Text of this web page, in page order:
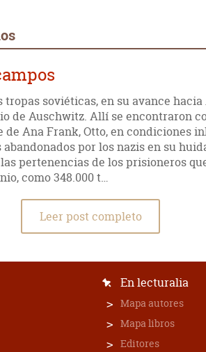
tropas soviéticas, en su avance
de Auschwitz. Allí se encontraron
Ana Frank, Otto, en condiciones
por los nazis en su
pertenencias de los prisioneros
como 348.000 t…
Leer post completo
En lecturalia
Mapa autores
Mapa libros
Editores